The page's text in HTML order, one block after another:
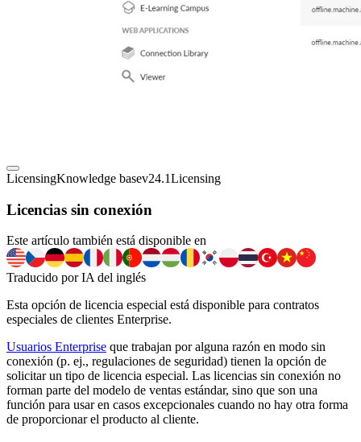
LicensingKnowledge basev24.1Licensing
Licencias sin conexión
Este artículo también está disponible en
Traducido por IA del inglés
Esta opción de licencia especial está disponible para contratos
especiales de clientes Enterprise.
Usuarios Enterprise que trabajan por alguna razón en modo sin
conexión (p. ej., regulaciones de seguridad) tienen la opción de
solicitar un tipo de licencia especial. Las licencias sin conexión no
forman parte del modelo de ventas estándar, sino que son una
función para usar en casos excepcionales cuando no hay otra forma
de proporcionar el producto al cliente.